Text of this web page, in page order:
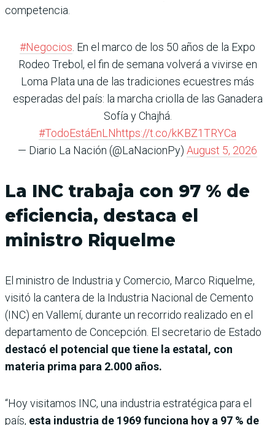
competencia.
#Negocios . En el marco de los 50 años de la Expo
Rodeo Trebol, el fin de semana volverá a vivirse en
Loma Plata una de las tradiciones ecuestres más
esperadas del país: la marcha criolla de las Ganadera
Sofía y Chajhá.
#TodoEstáEnLNhttps://t.co/kKBZ1TRYCa
— Diario La Nación (@LaNacionPy) August 5, 2026
La INC trabaja con 97 % de
eficiencia, destaca el
ministro Riquelme
El ministro de Industria y Comercio, Marco Riquelme,
visitó la cantera de la Industria Nacional de Cemento
(INC) en Vallemí, durante un recorrido realizado en el
departamento de Concepción. El secretario de Estado
destacó el potencial que tiene la estatal, con
materia prima para 2.000 años.
“Hoy visitamos INC, una industria estratégica para el
país, esta industria de 1969 funciona hoy a 97 % de